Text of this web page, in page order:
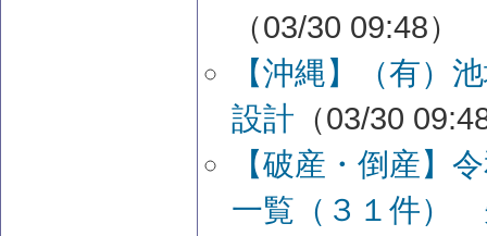
（03/30 09:48）
【沖縄】（有）
設計 （03/30
【破産・倒産】
一覧（３１件）